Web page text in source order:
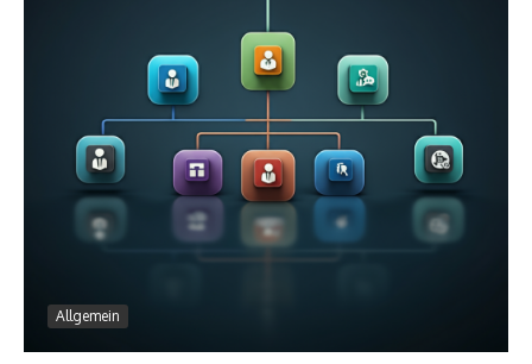
Allgemein